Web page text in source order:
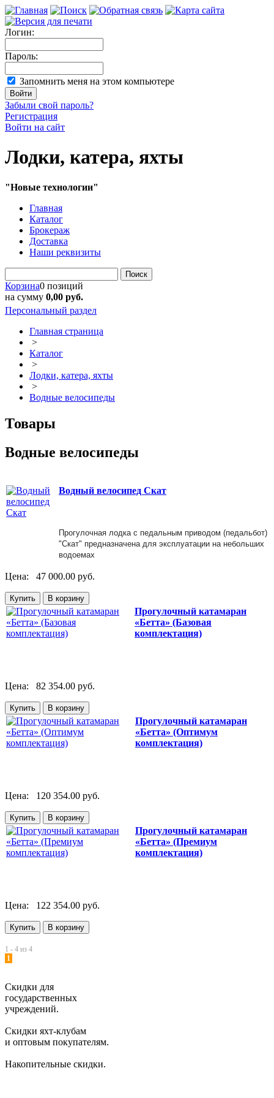
Логин:
Пароль:
Запомнить меня на этом компьютере
Забыли свой пароль?
Регистрация
Войти на сайт
Лодки, катера, яхты
"Новые технологии"
Главная
Каталог
Брокераж
Доставка
Наши реквизиты
Поиск
Корзина0 позиций
на сумму 0,00 руб.
Персональный раздел
Главная страница
>
Каталог
>
Лодки, катера, яхты
>
Водные велосипеды
Товары
Водные велосипеды
Водный велосипед Скат
Прогулочная лодка с педальным приводом (педальбот)
"Скат" предназначена для эксплуатации на небольших
водоемах
Цена: 47 000.00 руб.
Прогулочный катамаран
«Бетта» (Базовая
комплектация)
Цена: 82 354.00 руб.
Прогулочный катамаран
«Бетта» (Оптимум
комплектация)
Цена: 120 354.00 руб.
Прогулочный катамаран
«Бетта» (Премиум
комплектация)
Цена: 122 354.00 руб.
1 - 4 из 4
1
Скидки для
государственных
учреждений.
Скидки яхт-клубам
и оптовым покупателям.
Накопительные скидки.